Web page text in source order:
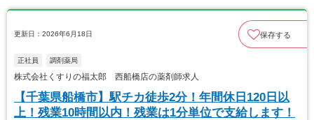
更新日：2026年6月18日 保存する
正社員 調剤薬局
株式会社くすりの福太郎 西船橋店の薬剤師求人
【千葉県船橋市】駅チカ徒歩2分！年間休日120日以
上！残業10時間以内！残業は1分単位で支給します！